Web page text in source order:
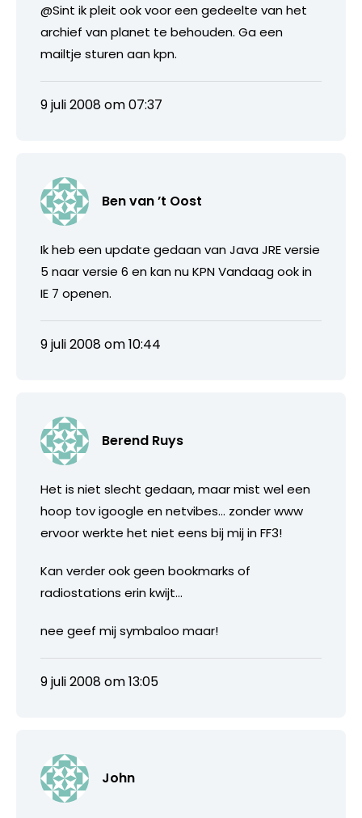
@Sint ik pleit ook voor een gedeelte van het
archief van planet te behouden. Ga een
mailtje sturen aan kpn.
9 juli 2008 om 07:37
Ben van ’t Oost
Ik heb een update gedaan van Java JRE versie
5 naar versie 6 en kan nu KPN Vandaag ook in
IE 7 openen.
9 juli 2008 om 10:44
Berend Ruys
Het is niet slecht gedaan, maar mist wel een
hoop tov igoogle en netvibes… zonder www
ervoor werkte het niet eens bij mij in FF3!
Kan verder ook geen bookmarks of
radiostations erin kwijt…
nee geef mij symbaloo maar!
9 juli 2008 om 13:05
John